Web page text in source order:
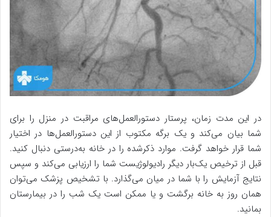
در این مدت زمان، پرستار دستورالعمل‌های مراقبت در منزل را برای
شما بیان می‌کند و یک برگه مکتوب از این دستورالعمل‌ها در اختیار
شما قرار خواهد گرفت. موارد ذکرشده را در خانه به‌درستی دنبال کنید.
قبل از ترخیص یک‌بار دیگر رادیولوژیست شما را ارزیابی می‌کند و سپس
نتایج آزمایش را با شما در میان می‌گذارد. با تشخیص پزشک می‌توان
همان روز به خانه برگشت و یا ممکن است یک شب را در بیمارستان
بمانید.